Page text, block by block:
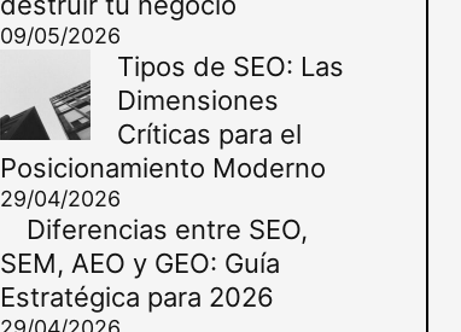
09/05/2026
Tipos de SEO: Las
Dimensiones
Críticas para el
Posicionamiento Moderno
29/04/2026
Diferencias entre SEO,
SEM, AEO y GEO: Guía
Estratégica para 2026